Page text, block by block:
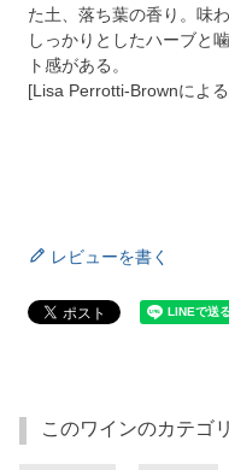
た土、落ち葉の香り。味
しっかりとしたハーブと
ト感がある。
[Lisa Perrotti-Brownによ
レビューを書く
このワインのカテゴ